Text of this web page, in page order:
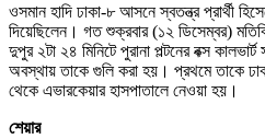
ওসমান হাদি ঢাকা-৮ আসনে স্বতন্ত্র প্রার্থী
দিয়েছিলেন। গত শুক্রবার (১২ ডিসেম্বর)
দুপুর ২টা ২৪ মিনিটে পুরানা পল্টনের বক্স
অবস্থায় তাকে গুলি করা হয়। প্রথমে তাকে
থেকে এভারকেয়ার হাসপাতালে নেওয়া হয়।
শেয়ার